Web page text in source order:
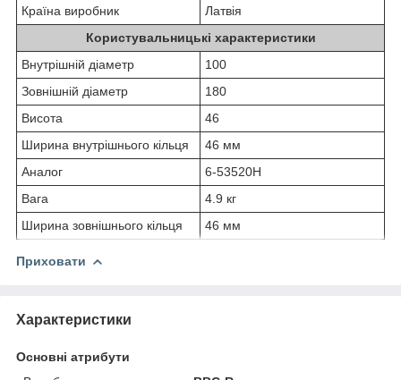
Країна виробник
Латвія
Користувальницькі характеристики
Внутрішній діаметр
100
Зовнішній діаметр
180
Висота
46
Ширина внутрішнього кільця
46 мм
Аналог
6-53520H
Вага
4.9 кг
Ширина зовнішнього кільця
46 мм
Приховати
Характеристики
Основні атрибути